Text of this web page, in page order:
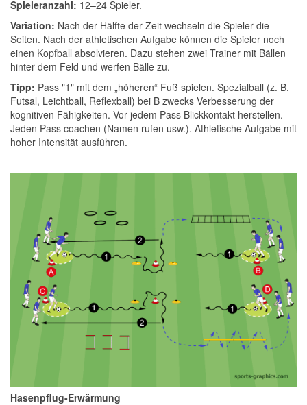
Spieleranzahl: 12–24 Spieler.
Variation: Nach der Hälfte der Zeit wechseln die Spieler die
Seiten. Nach der athletischen Aufgabe können die Spieler noch
einen Kopfball absolvieren. Dazu stehen zwei Trainer mit Bällen
hinter dem Feld und werfen Bälle zu.
Tipp: Pass "1" mit dem „höheren“ Fuß spielen. Spezialball (z. B.
Futsal, Leichtball, Reflexball) bei B zwecks Verbesserung der
kognitiven Fähigkeiten. Vor jedem Pass Blickkontakt herstellen.
Jeden Pass coachen (Namen rufen usw.). Athletische Aufgabe mit
hoher Intensität ausführen.
Hasenpflug-Erwärmung